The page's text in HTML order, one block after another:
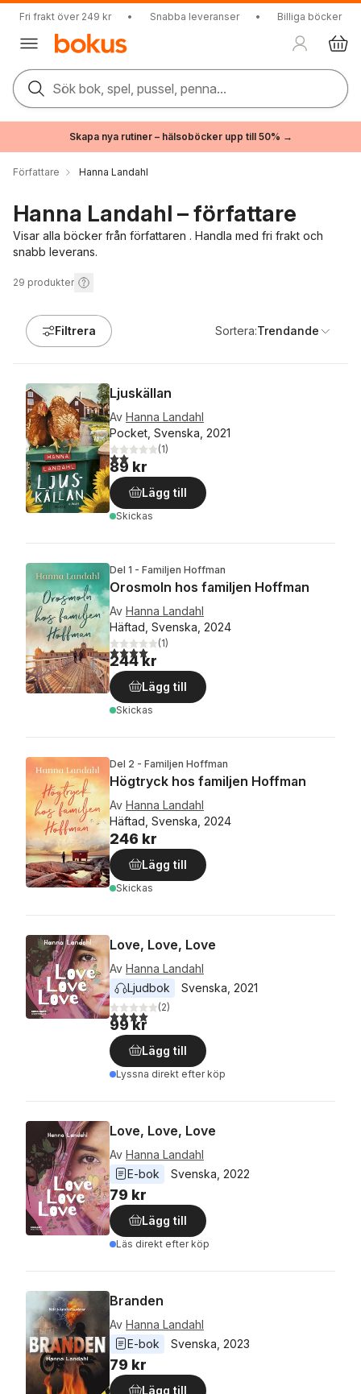
Fri frakt över 249 kr • Snabba leveranser • Billiga böcker
Sök bok, spel, pussel, penna...
Skapa nya rutiner – hälsoböcker upp till 50% →
Författare Hanna Landahl
Hanna Landahl – författare
Visar alla böcker från författaren . Handla med fri frakt och
snabb leverans.
29 produkter
Filtrera Sortera:Trendande
Ljuskällan
Av Hanna Landahl
Pocket, Svenska, 2021
2,0utav 5 stjärnor. Totalt antal röster:
(1)
89 kr
Lägg till
Skickas
Del 1 - Familjen Hoffman
Orosmoln hos familjen Hoffman
Av Hanna Landahl
Häftad, Svenska, 2024
4,0utav 5 stjärnor. Totalt antal röster:
(1)
244 kr
Lägg till
Skickas
Del 2 - Familjen Hoffman
Högtryck hos familjen Hoffman
Av Hanna Landahl
Häftad, Svenska, 2024
246 kr
Lägg till
Skickas
Love, Love, Love
Av Hanna Landahl
Ljudbok
Svenska 2021
4,0utav 5 stjärnor. Totalt antal röster:
(2)
99 kr
Lägg till
Lyssna direkt efter köp
Love, Love, Love
Av Hanna Landahl
E-bok
Svenska 2022
79 kr
Lägg till
Läs direkt efter köp
Branden
Av Hanna Landahl
E-bok
Svenska 2023
79 kr
Lägg till